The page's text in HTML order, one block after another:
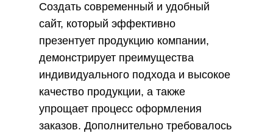
Создать современный и удобный
сайт, который эффективно
презентует продукцию компании,
демонстрирует преимущества
индивидуального подхода и высокое
качество продукции, а также
упрощает процесс оформления
заказов. Дополнительно требовалось